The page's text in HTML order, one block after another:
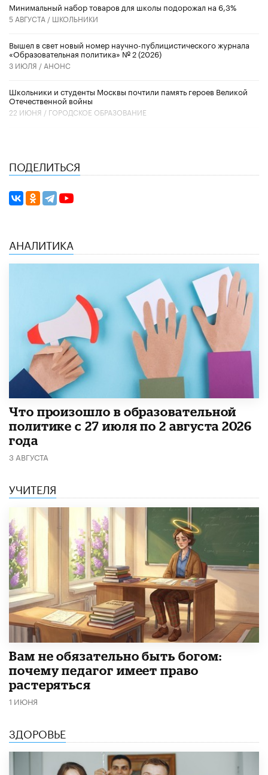
Минимальный набор товаров для школы подорожал на 6,3%
5 АВГУСТА / ШКОЛЬНИКИ
Вышел в свет новый номер научно-публицистического журнала
«Образовательная политика» № 2 (2026)
3 ИЮЛЯ / АНОНС
Школьники и студенты Москвы почтили память героев Великой
Отечественной войны
22 ИЮНЯ / ГОРОДСКОЕ ОБРАЗОВАНИЕ
ПОДЕЛИТЬСЯ
АНАЛИТИКА
​Что произошло в образовательной
политике с 27 июля по 2 августа 2026
года
3 АВГУСТА
УЧИТЕЛЯ
​Вам не обязательно быть богом:
почему педагог имеет право
растеряться
1 ИЮНЯ
ЗДОРОВЬЕ